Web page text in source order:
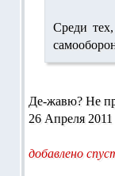
Среди
Де-жавю? Не
26 Апреля
добавлено